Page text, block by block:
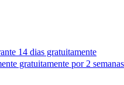
14 dias gratuitamente
gratuitamente por 2 semanas